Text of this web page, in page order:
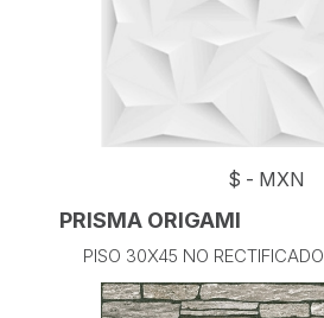
$ - MXN
PRISMA ORIGAMI
PISO 30X45 NO RECTIFICADO